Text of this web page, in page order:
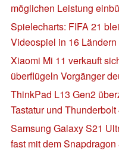
möglichen Leistung
Spielecharts: FIFA 21
Videospiel in 16 Ländern
Xiaomi Mi 11 verkauft
überflügeln Vorgänger
ThinkPad L13 Gen2
Tastatur und Thunderbolt
Samsung Galaxy S21
fast mit dem